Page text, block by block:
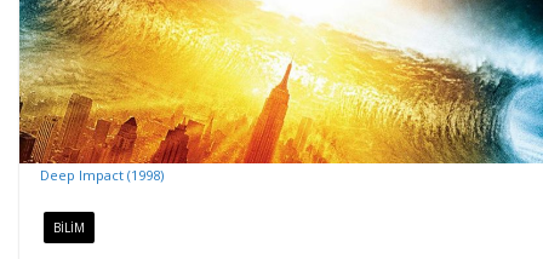
Deep Impact (1998)
BILIM